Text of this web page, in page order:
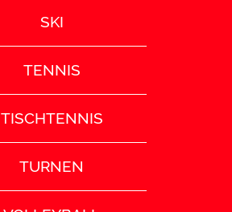
SKI
TENNIS
TISCHTENNIS
TURNEN